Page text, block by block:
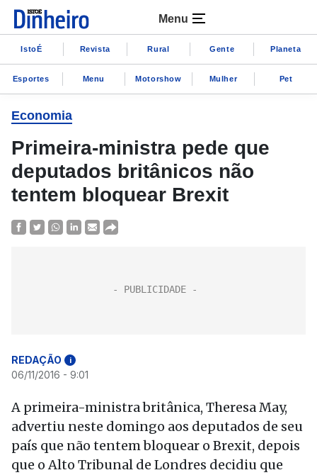
Menu
IstoÉ Revista Rural Gente Planeta
Esportes Menu Motorshow Mulher Pet
Economia
Primeira-ministra pede que
deputados britânicos não
tentem bloquear Brexit
REDAÇÃO i
06/11/2016 - 9:01
A primeira-ministra britânica, Theresa May,
advertiu neste domingo aos deputados de seu
país que não tentem bloquear o Brexit, depois
que o Alto Tribunal de Londres decidiu que